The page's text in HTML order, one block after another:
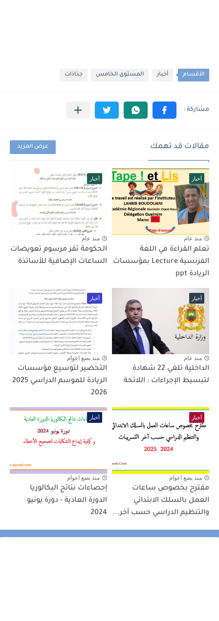
الأقسام أخبار المستوى الخامس جذاذات
مقالات قد تهمك عرض المزيد
أخبار
منذ عام
تعلم القراءة في اللغة
الفرنسية Lecture بمؤسسات
الريادة ppt
أخبار
منذ عام
الحكومة تقر مرسوم تعويضات
الساعات الإضافية للأساتذة
أخبار
منذ عام
الداخلية تلغي 22 شهادة
لتبسيط الإجراءات : اللائحة
أخبار
منذ بضع اعوام
التحضير لتوسيع مؤسسات
الريادة للموسم الدراسي 2025
2026
أخبار
منذ بضع اعوام
مقترح بخصوص ساعات
العمل بالسلك الابتدائي
والتنظيم الدراسي حسب آخر...
أخبار
منذ بضع اعوام
إحصاءات نتائج البكالوريا
الدورة العادية - دورة يونيو
2024